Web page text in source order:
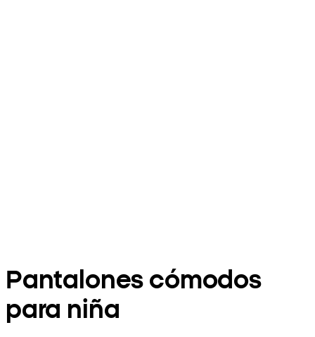
Pantalones cómodos
para niña